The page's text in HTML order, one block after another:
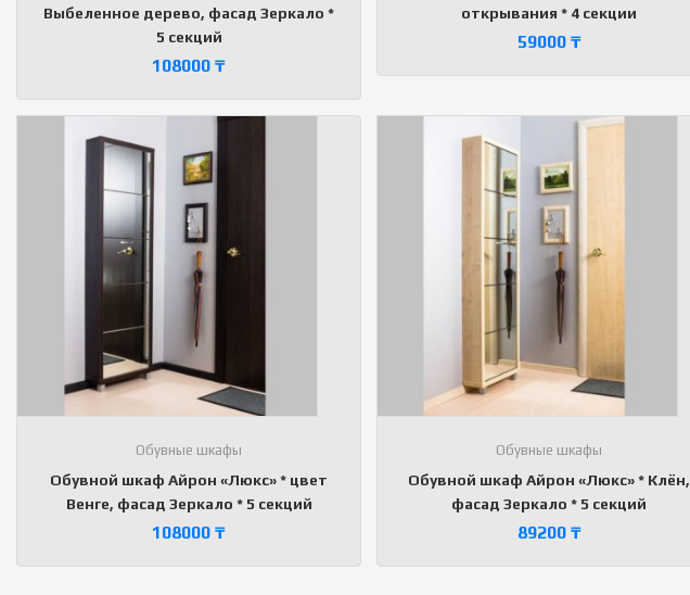
Выбеленное дерево, фасад Зеркало *
5 секций
108000 ₸
открывания * 4 секции
59000 ₸
Обувные шкафы
Обувной шкаф Айрон «Люкс» * цвет
Венге, фасад Зеркало * 5 секций
108000 ₸
Обувные шкафы
Обувной шкаф Айрон «Люкс» * Клён,
фасад Зеркало * 5 секций
89200 ₸